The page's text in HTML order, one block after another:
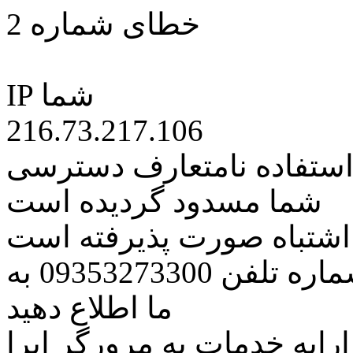
خطای شماره 2
IP شما
216.73.217.106
نامتعارف دسترسی
شما مسدود گردیده است
اشتباه صورت پذیرفته است
مراتب این مسئله را از طریق شماره تلفن 09353273300 به
ما اطلاع دهید
خدمات به مرورگر اپرا